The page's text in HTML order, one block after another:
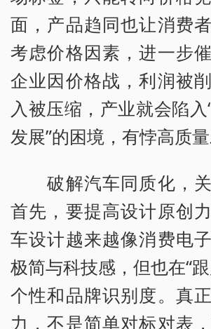
面，产品趋同也让消费
考虑价格因素，进一步催
企业因价格战，利润被
入被压缩，产业就会陷入
发展”的困境，有悖高质量
破解汽车同质化，关
首先，要提高设计原创
车设计越来越像消费电
极简与科技感，但也在“
个性和品牌识别度。真
力，不是简单对标对表